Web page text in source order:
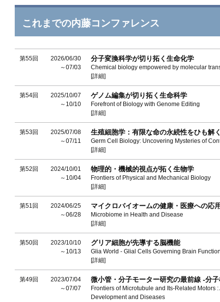
これまでの内藤コンファレンス
第55回
2026/06/30
～07/03
分子変換科学が切り拓く生命化学
Chemical biology empowered by molecular
[詳細]
第54回
2025/10/07
～10/10
ゲノム編集が切り拓く生命科学
Forefront of Biology with Genome Editing
[詳細]
第53回
2025/07/08
～07/11
生殖細胞学：有限な命の永続性をひも解
Germ Cell Biology: Uncovering Mysteries of
[詳細]
第52回
2024/10/01
～10/04
物理的・機械的視点が拓く生物学
Frontiers of Physical and Mechanical Biology
[詳細]
第51回
2024/06/25
～06/28
マイクロバイオームの健康・医療への応
Microbiome in Health and Disease
[詳細]
第50回
2023/10/10
～10/13
グリア細胞が先導する脳機能
Glia World - Glial Cells Governing Brain
[詳細]
第49回
2023/07/04
～07/07
微小管・分子モーター研究の最前線 -分
Frontiers of Microtubule and Its-Related Motors
Development and Diseases